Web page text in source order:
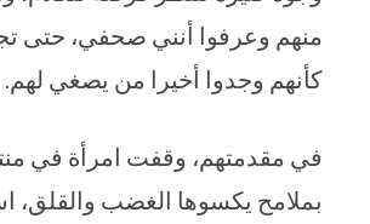
منهم وعرفوا أنني صحفي، حتى
كأنهم وجدوا أخيرا من يصغي لهم.
في مقدمتهم، وقفت امرأة في
بملامح يكسوها الغضب والقلق،